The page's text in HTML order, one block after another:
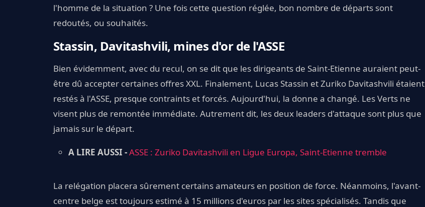
l'homme de la situation ? Une fois cette question réglée, bon nombre de départs sont
redoutés, ou souhaités.
Stassin, Davitashvili, mines d'or de l'ASSE
Bien évidemment, avec du recul, on se dit que les dirigeants de Saint-Etienne auraient peut-
être dû accepter certaines offres XXL. Finalement, Lucas Stassin et Zuriko Davitashvili étaient
restés à l'ASSE, presque contraints et forcés. Aujourd'hui, la donne a changé. Les Verts ne
visent plus de remontée immédiate. Autrement dit, les deux leaders d'attaque sont plus que
jamais sur le départ.
A LIRE AUSSI -ASSE : Zuriko Davitashvili en Ligue Europa, Saint-Etienne tremble
La relégation placera sûrement certains amateurs en position de force. Néanmoins, l'avant-
centre belge est toujours estimé à 15 millions d'euros par les sites spécialisés. Tandis que